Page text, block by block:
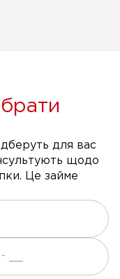
для вас
щодо
Це займе